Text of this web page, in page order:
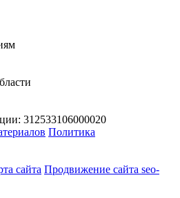
312533106000020
Политика
сайта Продвижение сайта seo-